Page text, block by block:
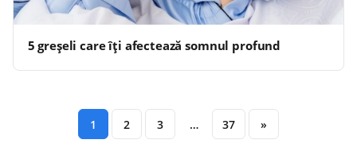
5 greșeli care îți afectează somnul profund
1 2 3 … 37 »